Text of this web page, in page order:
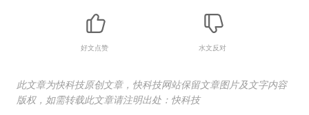
好文点赞 水文反对
此文章为快科技原创文章，快科技网站保留文章图片及文字内容
版权，如需转载此文章请注明出处：快科技